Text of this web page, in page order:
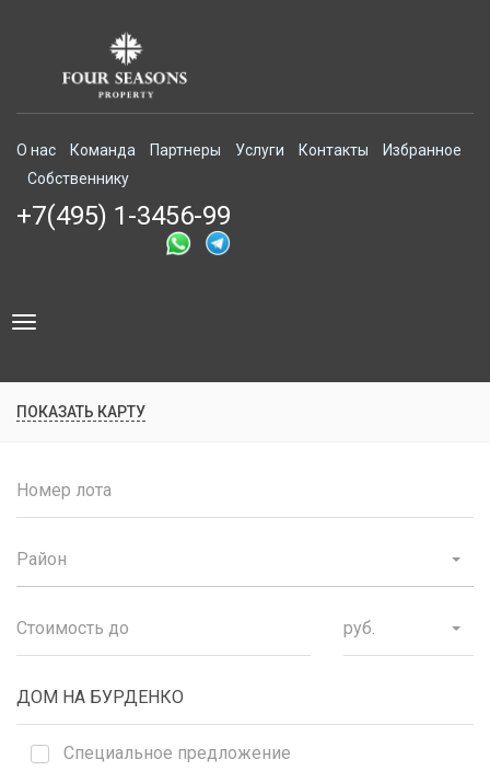
О нас Команда Партнеры Услуги Контакты
Избранное
Собственнику
+7(495) 1-3456-99
Toggle
ПОКАЗАТЬ КАРТУ
Район
руб.
Специальное предложение